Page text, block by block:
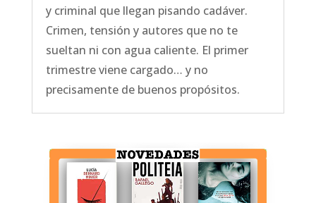
y criminal que llegan pisando cadáver.
Crimen, tensión y autores que no te
sueltan ni con agua caliente. El primer
trimestre viene cargado… y no
precisamente de buenos propósitos.